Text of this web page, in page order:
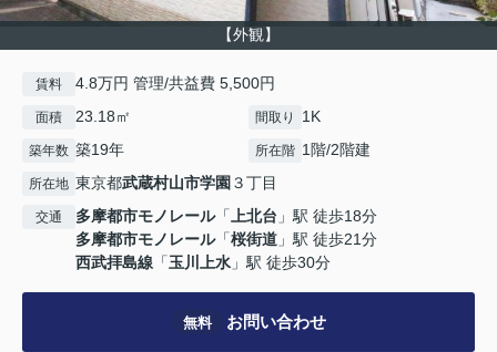
【外観】
賃料 4.8万円 管理/共益費 5,500円
面積 23.18㎡ 間取り 1K
築年数 築19年 所在階 1階/2階建
所在地 東京都武蔵村山市学園 ３丁目
交通 多摩都市モノレール「 上北台 」駅 徒歩18分
多摩都市モノレール「桜街道 」駅 徒歩21分
西武拝島線 「玉川上水 」駅 徒歩30分
無料 お問い合わせ